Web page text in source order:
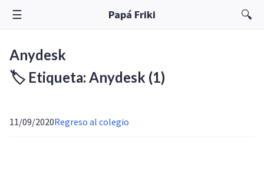
☰ Papá Friki 🔍
Anydesk
🏷️ Etiqueta: Anydesk (1)
11/09/2020Regreso al colegio